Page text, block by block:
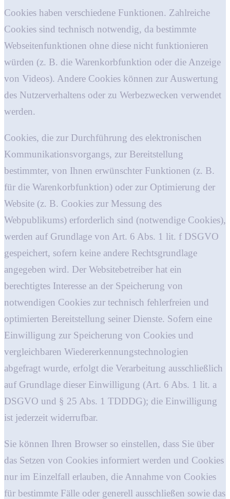
Cookies haben verschiedene Funktionen. Zahlreiche
Cookies sind technisch notwendig, da bestimmte
Webseitenfunktionen ohne diese nicht funktionieren
würden (z. B. die Warenkorbfunktion oder die Anzeige
von Videos). Andere Cookies können zur Auswertung
des Nutzerverhaltens oder zu Werbezwecken verwendet
werden.
Cookies, die zur Durchführung des elektronischen
Kommunikationsvorgangs, zur Bereitstellung
bestimmter, von Ihnen erwünschter Funktionen (z. B.
für die Warenkorbfunktion) oder zur Optimierung der
Website (z. B. Cookies zur Messung des
Webpublikums) erforderlich sind (notwendige Cookies),
werden auf Grundlage von Art. 6 Abs. 1 lit. f DSGVO
gespeichert, sofern keine andere Rechtsgrundlage
angegeben wird. Der Websitebetreiber hat ein
berechtigtes Interesse an der Speicherung von
notwendigen Cookies zur technisch fehlerfreien und
optimierten Bereitstellung seiner Dienste. Sofern eine
Einwilligung zur Speicherung von Cookies und
vergleichbaren Wiedererkennungstechnologien
abgefragt wurde, erfolgt die Verarbeitung ausschließlich
auf Grundlage dieser Einwilligung (Art. 6 Abs. 1 lit. a
DSGVO und § 25 Abs. 1 TDDDG); die Einwilligung
ist jederzeit widerrufbar.
Sie können Ihren Browser so einstellen, dass Sie über
das Setzen von Cookies informiert werden und Cookies
nur im Einzelfall erlauben, die Annahme von Cookies
für bestimmte Fälle oder generell ausschließen sowie das